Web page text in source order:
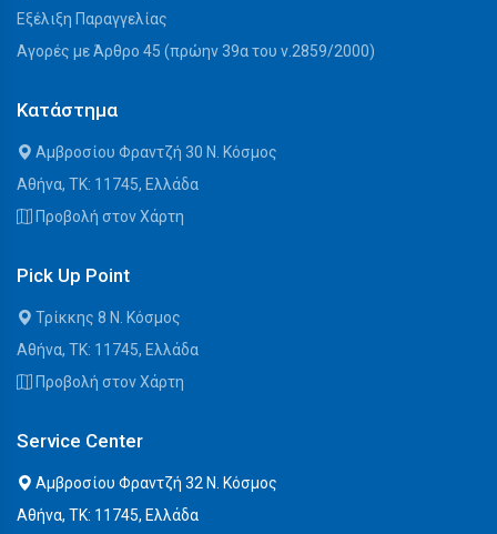
Εξέλιξη Παραγγελίας
Αγορές με Άρθρο 45 (πρώην 39α του ν.2859/2000)
Κατάστημα
Αμβροσίου Φραντζή 30 Ν. Κόσμος
Αθήνα, ΤΚ: 11745, Ελλάδα
Προβολή στον Χάρτη
Pick Up Point
Τρίκκης 8 Ν. Κόσμος
Αθήνα, ΤΚ: 11745, Ελλάδα
Προβολή στον Χάρτη
Service Center
Αμβροσίου Φραντζή 32 Ν. Κόσμος
Αθήνα, ΤΚ: 11745, Ελλάδα